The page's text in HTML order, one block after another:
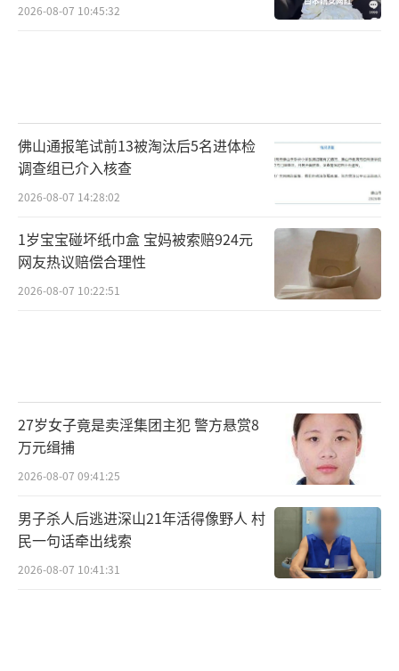
2026-08-07 10:45:32
佛山通报笔试前13被淘汰后5名进体检
调查组已介入核查
2026-08-07 14:28:02
1岁宝宝碰坏纸巾盒 宝妈被索赔924元
网友热议赔偿合理性
2026-08-07 10:22:51
27岁女子竟是卖淫集团主犯 警方悬赏8
万元缉捕
2026-08-07 09:41:25
男子杀人后逃进深山21年活得像野人 村
民一句话牵出线索
2026-08-07 10:41:31